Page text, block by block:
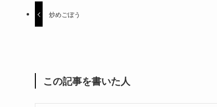
炒めごぼう
この記事を書いた人